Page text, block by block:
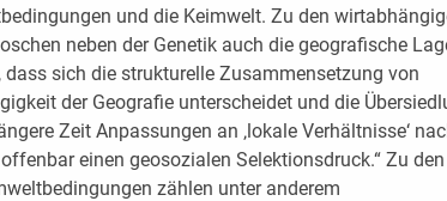
und die Keimwelt. Zu den
neben der Genetik auch die geografische
dass sich die strukturelle Zusammensetzung von
der Geografie unterscheidet und die
Zeit Anpassungen an ‚lokale Verhältnisse‘
einen geosozialen Selektionsdruck.“ Zu den
zählen unter anderem